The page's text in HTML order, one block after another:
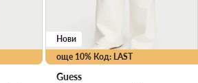
още 10% Код: LAST
Нови
Guess